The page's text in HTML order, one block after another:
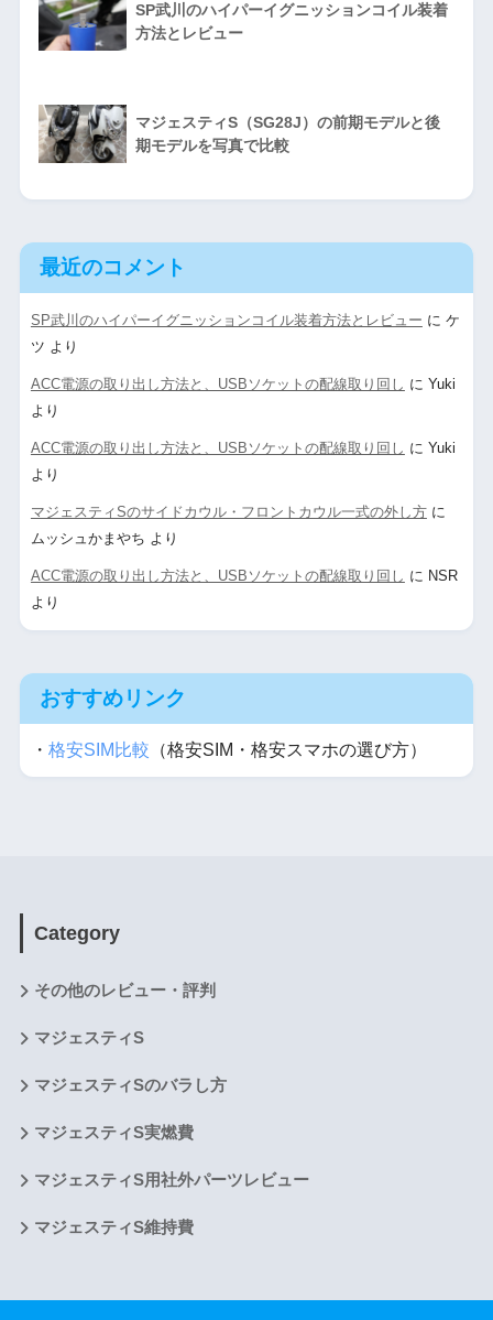
SP武川のハイパーイグニッションコイル装着
方法とレビュー
マジェスティS（SG28J）の前期モデルと後
期モデルを写真で比較
最近のコメント
SP武川のハイパーイグニッションコイル装着方法とレビュー に ケ
ツ より
ACC電源の取り出し方法と、USBソケットの配線取り回し に Yuki
より
ACC電源の取り出し方法と、USBソケットの配線取り回し に Yuki
より
マジェスティSのサイドカウル・フロントカウル一式の外し方に
ムッシュかまやち より
ACC電源の取り出し方法と、USBソケットの配線取り回し に NSR
より
おすすめリンク
・ 格安SIM比較 （格安SIM・格安スマホの選び方）
Category
その他のレビュー・評判
マジェスティS
マジェスティSのバラし方
マジェスティS実燃費
マジェスティS用社外パーツレビュー
マジェスティS維持費